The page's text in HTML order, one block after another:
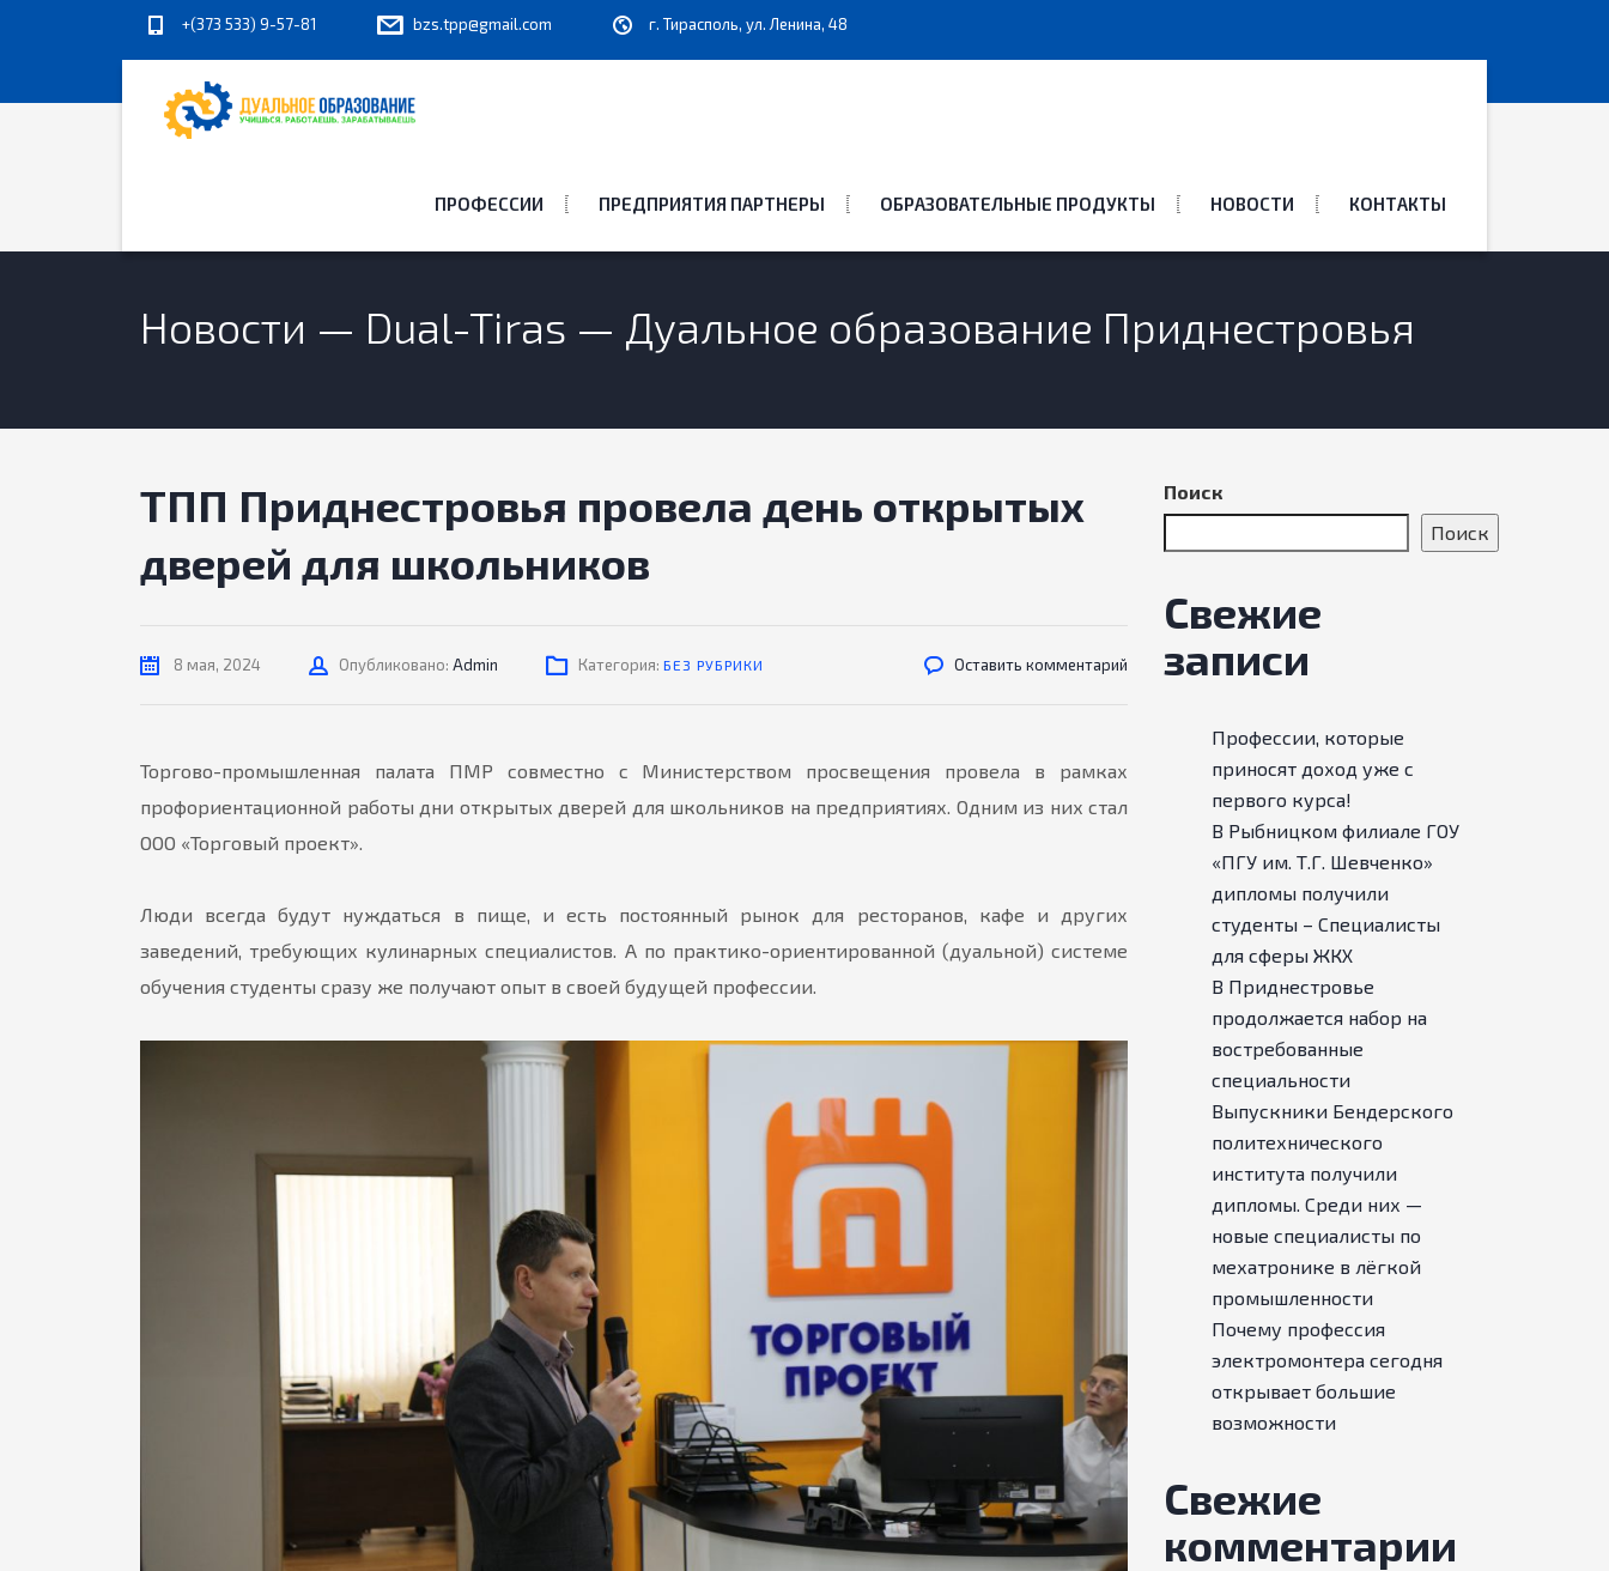
+(373 533) 9-57-81 bzs.tpp@gmail.com г. Тирасполь, ул. Ленина, 48
ПРОФЕССИИ ПРЕДПРИЯТИЯ ПАРТНЕРЫ ОБРАЗОВАТЕЛЬНЫЕ ПРОДУКТЫ НОВОСТИ КОНТАКТЫ
Новости — Dual-Tiras — Дуальное образование Приднестровья
ТПП Приднестровья провела день открытых
дверей для школьников
8 мая, 2024 Опубликовано: Автор
Admin Категория: БЕЗ РУБРИКИ Оставить комментарий
Торгово-промышленная палата ПМР совместно с Министерством просвещения провела в рамках
профориентационной работы дни открытых дверей для школьников на предприятиях. Одним из них стал
ООО «Торговый проект».
Люди всегда будут нуждаться в пище, и есть постоянный рынок для ресторанов, кафе и других
заведений, требующих кулинарных специалистов. А по практико-ориентированной (дуальной) системе
обучения студенты сразу же получают опыт в своей будущей профессии.
Поиск
Поиск
Свежие
записи
Профессии, которые
приносят доход уже с
первого курса!
В Рыбницком филиале ГОУ
«ПГУ им. Т.Г. Шевченко»
дипломы получили
студенты – Специалисты
для сферы ЖКХ
В Приднестровье
продолжается набор на
востребованные
специальности
Выпускники Бендерского
политехнического
института получили
дипломы. Среди них —
новые специалисты по
мехатронике в лёгкой
промышленности
Почему профессия
электромонтера сегодня
открывает большие
возможности
Свежие
комментарии